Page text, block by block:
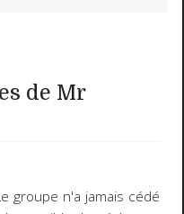
de Mr
groupe n'a jamais cédé